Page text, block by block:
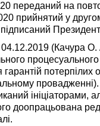
переданий на
прийнятий у
04.12.2019 (Качура
процесуального
потерпілих
ініціаторами,
доопрацьована